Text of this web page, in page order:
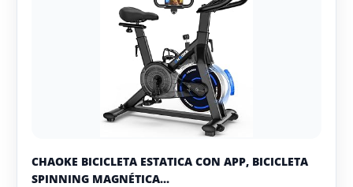
CHAOKE BICICLETA ESTATICA CON APP, BICICLETA
SPINNING MAGNÉTICA...